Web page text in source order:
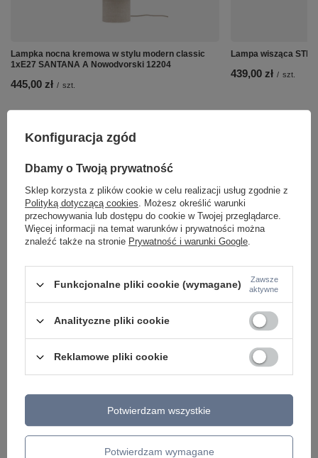
Lampka nocna kremowa w stylu modern classic
1xE27 SANTANA A Nowodvorski 12204
445,00 zł / szt.
Lampa wisząca
439,00 zł / szt.
Potrzebujesz pomocy? Masz pytania lub
chcesz lepszą cenę?
dopasowaną do Ciebie..
Model znajdziesz w kategoriach
Konfiguracja zgód
Dbamy o Twoją prywatność
Sklep korzysta z plików cookie w celu realizacji usług zgodnie z
Polityką dotyczącą cookies. Możesz określić warunki
przechowywania lub dostępu do cookie w Twojej przeglądarce.
Więcej informacji na temat warunków i prywatności można
znaleźć także na stronie Prywatność i warunki Google.
Funkcjonalne pliki cookie (wymagane)
Zawsze
aktywne
Analityczne pliki cookie
Reklamowe pliki cookie
Potwierdzam wymagane
Potwierdzam wszystkie